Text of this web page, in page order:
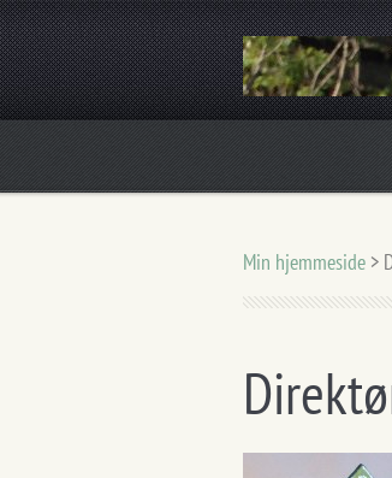
Min hjemmeside >